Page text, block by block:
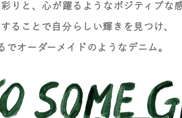
りと、 心が躍るようなポジティブな
ることで自分らしい輝きを見つけ、
でオーダーメイドのようなデニム。